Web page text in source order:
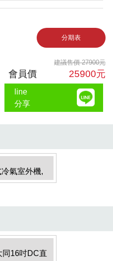
分期表
建議售價 27900元
會員價 25900元
line
分享
氣室外機,
同16吋DC直